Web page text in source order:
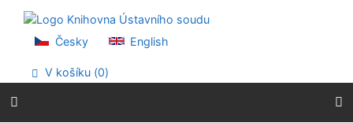
Přejít na menu
Prohlášení o webové přístupnosti
Česky English
V košíku (0)